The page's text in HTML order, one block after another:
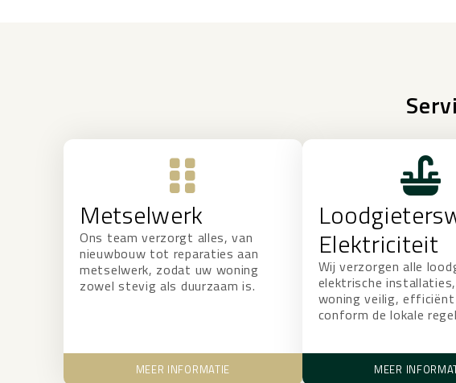
Metselwerk
MEER INFORMATIE
Ons team verzorgt alles, van
nieuwbouw tot reparaties aan
metselwerk, zodat uw woning
zowel stevig als duurzaam is.
Elektriciteit
MEER
Wij verzorgen alle
elektrische
woning veilig,
conform de lokale